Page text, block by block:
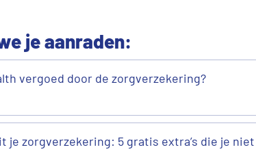
je aanraden:
vergoed door de zorgverzekering?
je zorgverzekering: 5 gratis extra’s die je niet